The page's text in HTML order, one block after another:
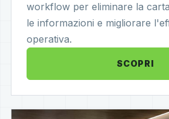
workflow per eliminare la
le informazioni e migliorare
operativa.
SCOPRI